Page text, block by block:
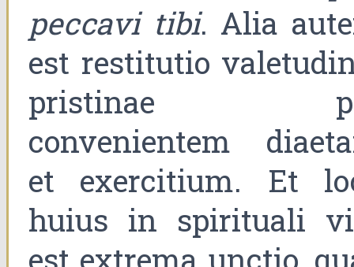
peccavi tibi. Alia
est restitutio
pristinae
convenientem
et exercitium. Et
huius in spirituali